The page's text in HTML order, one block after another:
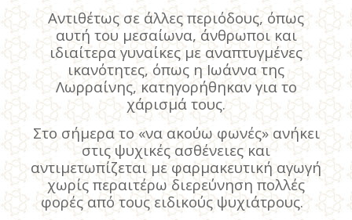
Αντιθέτως σε άλλες περιόδους, όπως
αυτή του μεσαίωνα, άνθρωποι και
ιδιαίτερα γυναίκες με αναπτυγμένες
ικανότητες, όπως η Ιωάννα της
Λωρραίνης, κατηγορήθηκαν για το
χάρισμά τους.
Στο σήμερα το «να ακούω φωνές» ανήκει
στις ψυχικές ασθένειες και
αντιμετωπίζεται με φαρμακευτική αγωγή
χωρίς περαιτέρω διερεύνηση πολλές
φορές από τους ειδικούς ψυχιάτρους.